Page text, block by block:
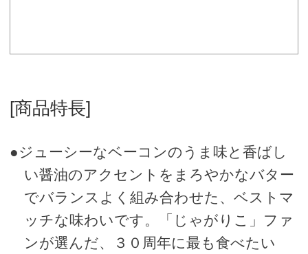
[商品特長]
●ジューシーなベーコンのうま味と香ばし
い醤油のアクセントをまろやかなバター
でバランスよく組み合わせた、ベストマ
ッチな味わいです。「じゃがりこ」ファ
ンが選んだ、３０周年に最も食べたい